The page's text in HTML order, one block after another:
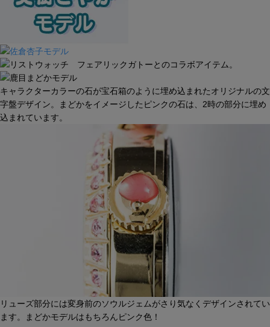
キャラクターカラーの石が宝石箱のように埋め込まれたオリジナルの文
字盤デザイン。まどかをイメージしたピンクの石は、2時の部分に埋め
込まれています。
リューズ部分には変身前のソウルジェムがさり気なくデザインされてい
ます。まどかモデルはもちろんピンク色！